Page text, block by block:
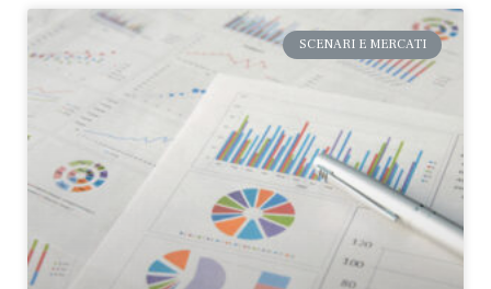
SCENARI E MERCATI